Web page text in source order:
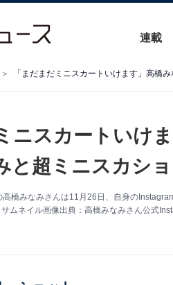
連載
ニスカートいけ
と超ミニスカシ
橋みなみさんは11月26日、自身の
ムネイル画像出典：高橋みなみさん公式